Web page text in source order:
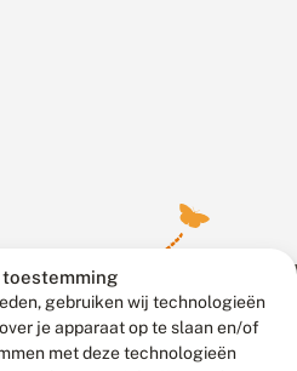
gebruiken wij technologieën
je apparaat op te slaan en/of
met deze technologieën